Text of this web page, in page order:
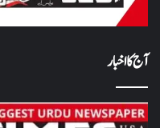
آج کا اخبار